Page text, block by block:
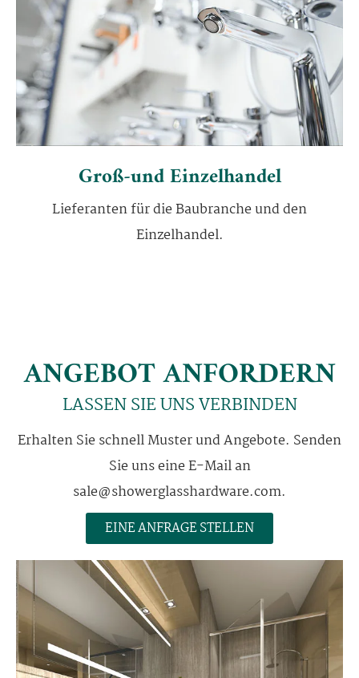
Groß-und Einzelhandel
Lieferanten für die Baubranche und den
Einzelhandel.
ANGEBOT ANFORDERN
LASSEN SIE UNS VERBINDEN
Erhalten Sie schnell Muster und Angebote. Senden
Sie uns eine E-Mail an
sale@showerglasshardware.com.
EINE ANFRAGE STELLEN